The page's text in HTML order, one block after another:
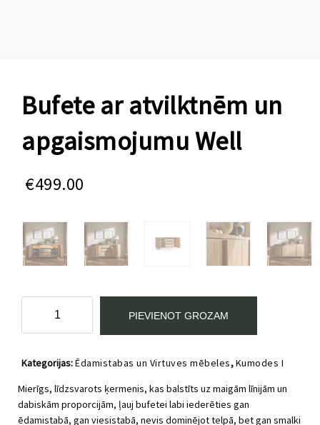
Bufete ar atvilktnēm un
apgaismojumu Well
€499.00
atvilktnēm
apgaismojumu
Well
daudzums
PIEVIENOT GROZAM
Kategorijas:Ēdamistabas un Virtuves mēbeles,Kumodes I
Mierīgs, līdzsvarots ķermenis, kas balstīts uz maigām līnijām un
dabiskām proporcijām, ļauj bufetei labi iederēties gan
ēdamistabā, gan viesistabā, nevis dominējot telpā, bet gan smalki